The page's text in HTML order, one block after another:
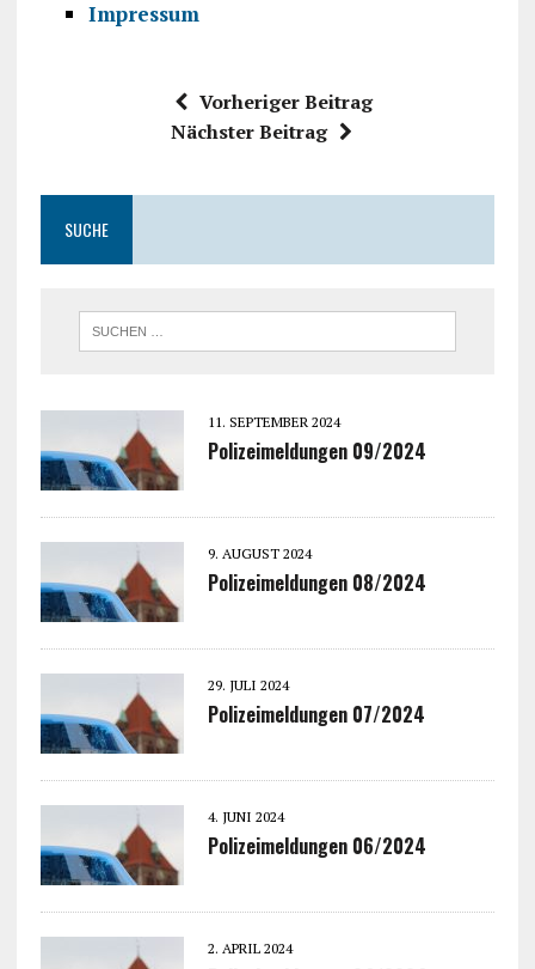
Impressum
Vorheriger Beitrag
Nächster Beitrag
SUCHE
11. SEPTEMBER 2024
Polizeimeldungen 09/2024
9. AUGUST 2024
Polizeimeldungen 08/2024
29. JULI 2024
Polizeimeldungen 07/2024
4. JUNI 2024
Polizeimeldungen 06/2024
2. APRIL 2024